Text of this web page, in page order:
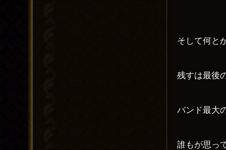
そして何と
残すは最後
バンド最大
誰もが思っ